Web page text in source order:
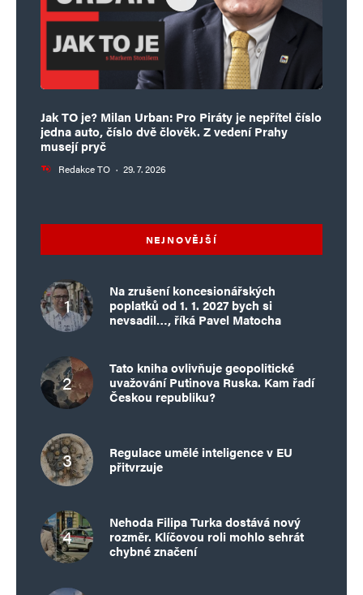
Jak TO je? Milan Urban: Pro Piráty je nepřítel číslo
jedna auto, číslo dvě člověk. Z vedení Prahy
musejí pryč
Redakce TO · 29. 7. 2026
NEJNOVĚJŠÍ
Na zrušení koncesionářských
poplatků od 1. 1. 2027 bych si
nevsadil…, říká Pavel Matocha
Tato kniha ovlivňuje geopolitické
uvažování Putinova Ruska. Kam řadí
Českou republiku?
Regulace umělé inteligence v EU
přitvrzuje
Nehoda Filipa Turka dostává nový
rozměr. Klíčovou roli mohlo sehrát
chybné značení